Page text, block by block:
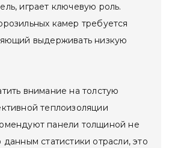
играет ключевую роль.
камер требуется
выдерживать низкую
внимание на толстую
теплоизоляции
панели толщиной не
статистики отрасли, это